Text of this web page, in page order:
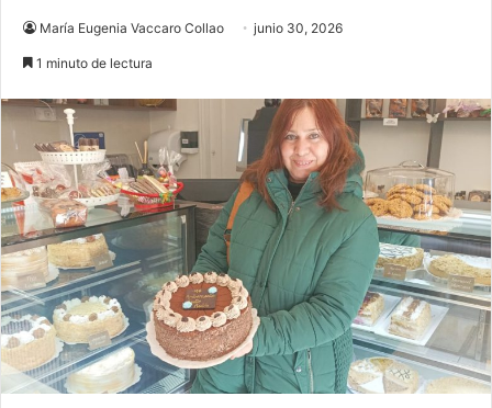
María Eugenia Vaccaro Collao junio 30, 2026
1 minuto de lectura